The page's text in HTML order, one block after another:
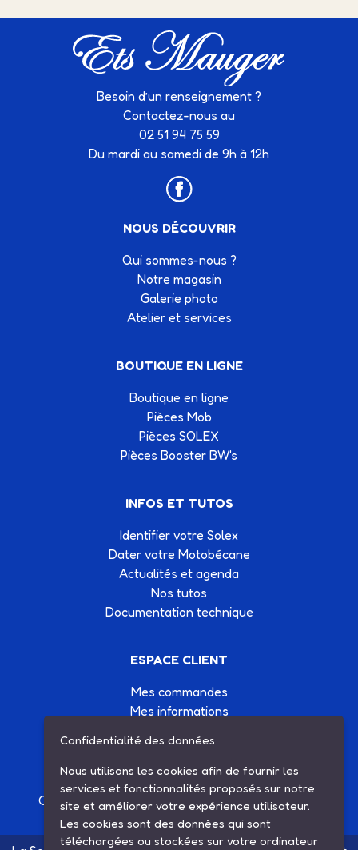
Besoin d’un renseignement ?
Contactez-nous au
02 51 94 75 59
Du mardi au samedi de 9h à 12h
NOUS DÉCOUVRIR
Qui sommes-nous ?
Notre magasin
Galerie photo
Atelier et services
BOUTIQUE EN LIGNE
Boutique en ligne
Pièces Mob
Pièces SOLEX
Pièces Booster BW's
INFOS ET TUTOS
Identifier votre Solex
Dater votre Motobécane
Actualités et agenda
Nos tutos
Documentation technique
ESPACE CLIENT
Mes commandes
Mes informations
Conditions générales de vente
Contactez-nous
Création site Internet Factor’IT|Mentions légales
Confidentialité des données
Nous utilisons les cookies afin de fournir les
services et fonctionnalités proposés sur notre
site et améliorer votre expérience utilisateur.
Les cookies sont des données qui sont
téléchargées ou stockées sur votre ordinateur